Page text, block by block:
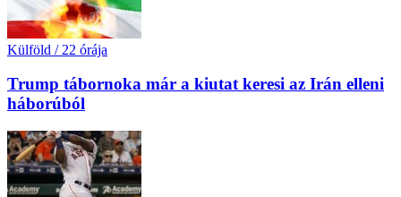
Külföld / 22 órája
Trump tábornoka már a kiutat keresi az Irán elleni
háborúból